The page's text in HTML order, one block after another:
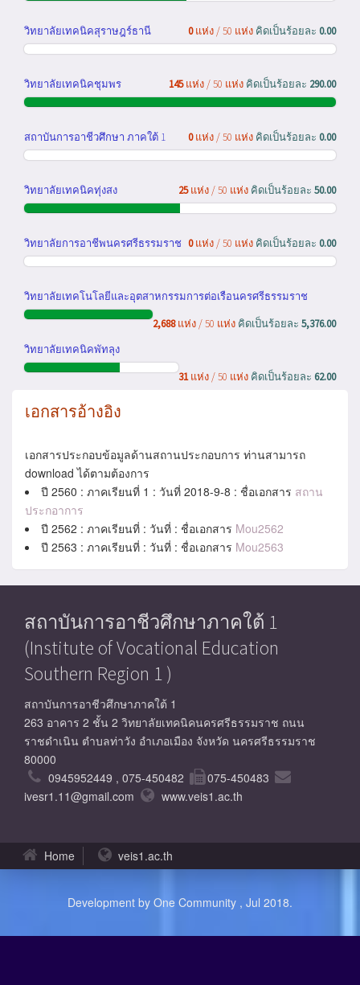
วิทยาลัยเทคนิคสุราษฎร์ธานี 0แห่ง / 50 แห่ง คิดเป็นร้อยละ 0.00
วิทยาลัยเทคนิคชุมพร 145แห่ง / 50 แห่ง คิดเป็นร้อยละ 290.00
สถาบันการอาชีวศึกษา ภาคใต้ 1 0แห่ง / 50 แห่ง คิดเป็นร้อยละ 0.00
วิทยาลัยเทคนิคทุ่งสง 25แห่ง / 50 แห่ง คิดเป็นร้อยละ 50.00
วิทยาลัยการอาชีพนครศรีธรรมราช 0แห่ง / 50 แห่ง คิดเป็นร้อยละ 0.00
วิทยาลัยเทคโนโลยีและอุตสาหกรรมการต่อเรือนครศรีธรรมราช
2,688แห่ง / 50 แห่ง คิดเป็นร้อยละ 5,376.00
วิทยาลัยเทคนิคพัทลุง
31แห่ง / 50 แห่ง คิดเป็นร้อยละ 62.00
เอกสารอ้างอิง
เอกสารประกอบข้อมูลด้านสถานประกอบการ ท่านสามารถ
download ได้ตามต้องการ
ปี 2560 : ภาคเรียนที่ 1 : วันที่ 2018-9-8 : ชื่อเอกสาร สถาน
ประกอาการ
ปี 2562 : ภาคเรียนที่ : วันที่ : ชื่อเอกสาร Mou2562
ปี 2563 : ภาคเรียนที่ : วันที่ : ชื่อเอกสาร Mou2563
สถาบันการอาชีวศึกษาภาคใต้ 1
(Institute of Vocational Education
Southern Region 1 )
สถาบันการอาชีวศึกษาภาคใต้ 1
263 อาคาร 2 ชั้น 2 วิทยาลัยเทคนิคนครศรีธรรมราช ถนน
ราชดำเนิน ตำบลท่าวัง อำเภอเมือง จังหวัด นครศรีธรรมราช
80000
0945952449 , 075-450482
075-450483
ivesr1.11@gmail.com
www.veis1.ac.th
Home veis1.ac.th
Development by One Community , Jul 2018.